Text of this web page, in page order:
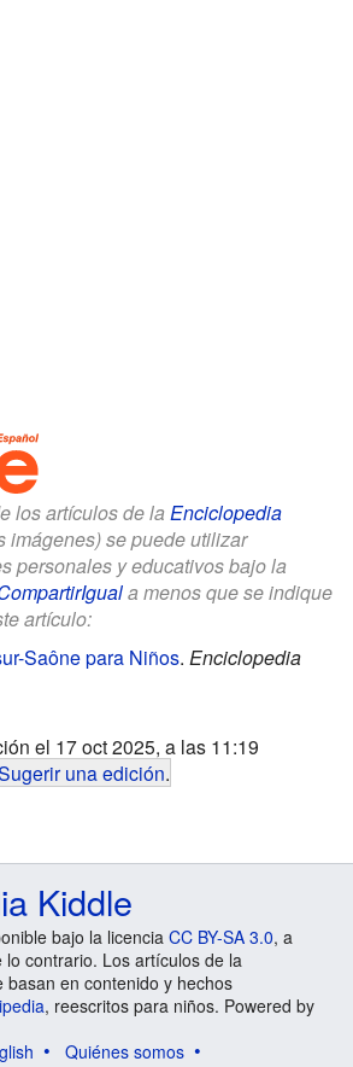
los artículos de la Enciclopedia
imágenes) se puede utilizar
personales y educativos bajo la
a menos que se indique
artículo:
Saône para Niños. Enciclopedia
el 17 oct 2025, a las 11:19
una edición.
Kiddle
bajo la licencia CC BY-SA 3.0, a
lo contrario. Los artículos de la
basan en contenido y hechos
, reescritos para niños. Powered by
Quiénes somos